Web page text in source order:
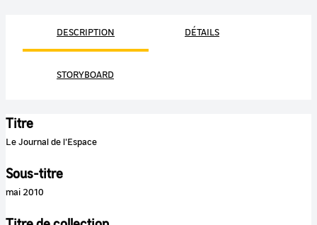
DESCRIPTION DÉTAILS
STORYBOARD
Titre
Le Journal de l'Espace
Sous-titre
mai 2010